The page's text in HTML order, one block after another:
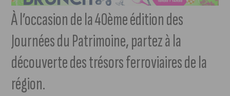
À l’occasion de la 40ème édition des
Journées du Patrimoine, partez à la
découverte des trésors ferroviaires de la
région.